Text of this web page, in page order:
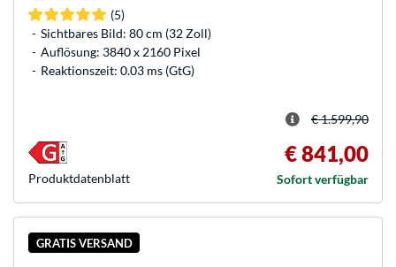
(5)
Sichtbares Bild: 80 cm (32 Zoll)
Auflösung: 3840 x 2160 Pixel
Reaktionszeit: 0.03 ms (GtG)
€ 1.599,90
€ 841,00
Sofort verfügbar
Produkt­datenblatt
GRATIS VERSAND